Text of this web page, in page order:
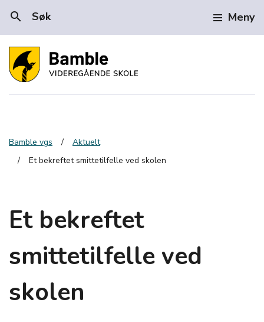
search Søk Meny
Bamble vgs
Aktuelt
Et bekreftet smittetilfelle ved skolen
Et bekreftet
smittetilfelle ved
skolen